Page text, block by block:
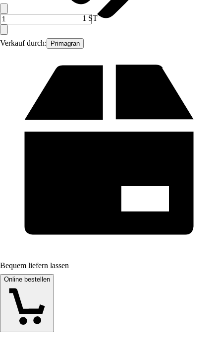
Verkauf durch: Primagran
1 ST
Bequem liefern lassen
Online bestellen